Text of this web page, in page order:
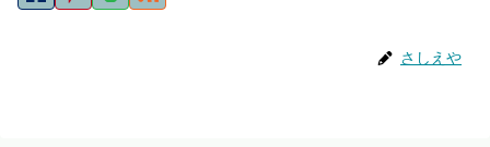
さしえや